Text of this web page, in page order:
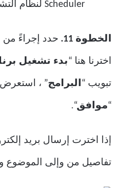
الخطوة 11. حدد إجراءً من
اخترنا هنا “ بدء تشغيل
تبويب “البرامج” ، استعرض
“موافق“.
إذا اخترت إرسال بريد
تفاصيل من وإلى الموضوع